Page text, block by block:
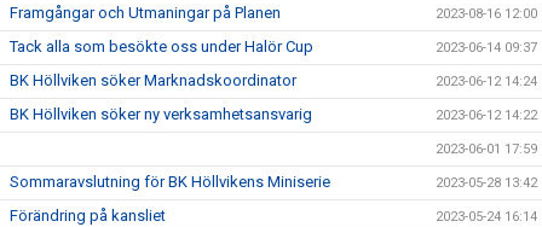
Framgångar och Utmaningar på Planen 2023-08-16 12:00
Tack alla som besökte oss under Halör Cup 2023-06-14 09:37
BK Höllviken söker Marknadskoordinator 2023-06-12 14:24
BK Höllviken söker ny verksamhetsansvarig 2023-06-12 14:22
2023-06-01 17:59
Sommaravslutning för BK Höllvikens Miniserie 2023-05-28 13:42
Förändring på kansliet 2023-05-24 16:14